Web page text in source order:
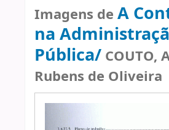
Imagens de A
na
Pública/ COUTO,
Rubens de Oliveira